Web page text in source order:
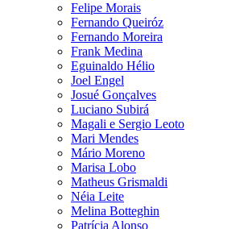
Felipe Morais
Fernando Queiróz
Fernando Moreira
Frank Medina
Eguinaldo Hélio
Joel Engel
Josué Gonçalves
Luciano Subirá
Magali e Sergio Leoto
Mari Mendes
Mário Moreno
Marisa Lobo
Matheus Grismaldi
Néia Leite
Melina Botteghin
Patrícia Alonso